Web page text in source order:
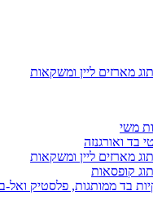
מארזים ליין ומשקאות
משי
בד ואורגנזה
מארזים ליין ומשקאות
קופסאות
בד ממותגות, פלסטיק ואל-